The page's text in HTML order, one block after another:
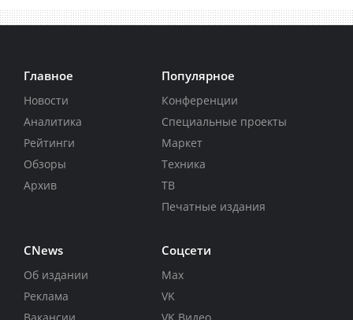
Главное
Новости
Аналитика
Рейтинги
Обзоры
Архив
Популярное
Конференции
Специальные проекты
Маркет
Техника
ТВ
Печатные издания
CNews
Об издании
Реклама
Соцсети
Max
VK